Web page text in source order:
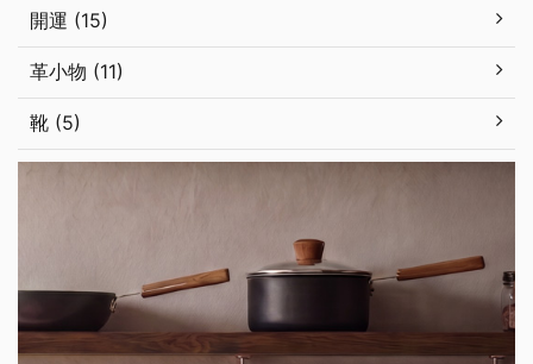
開運 (15)
革小物 (11)
靴 (5)